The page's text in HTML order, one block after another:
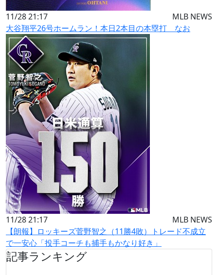
11/28 21:17
MLB NEWS
大谷翔平26号ホームラン！本日2本目の本塁打 なお
11/28 21:17
MLB NEWS
【朗報】ロッキーズ菅野智之（11勝4敗）トレード不成立
で一安心「投手コーチも捕手もかなり好き」
記事ランキング